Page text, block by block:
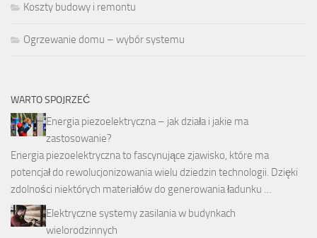
Koszty budowy i remontu
Ogrzewanie domu – wybór systemu
WARTO SPOJRZEĆ
Energia piezoelektryczna – jak działa i jakie ma
zastosowanie?
Energia piezoelektryczna to fascynujące zjawisko, które ma
potencjał do rewolucjonizowania wielu dziedzin technologii. Dzięki
zdolności niektórych materiałów do generowania ładunku …
Elektryczne systemy zasilania w budynkach
wielorodzinnych